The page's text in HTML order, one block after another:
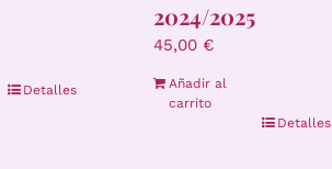
Detalles
2024/2025
45,00 €
Añadir al
carrito
Detalles